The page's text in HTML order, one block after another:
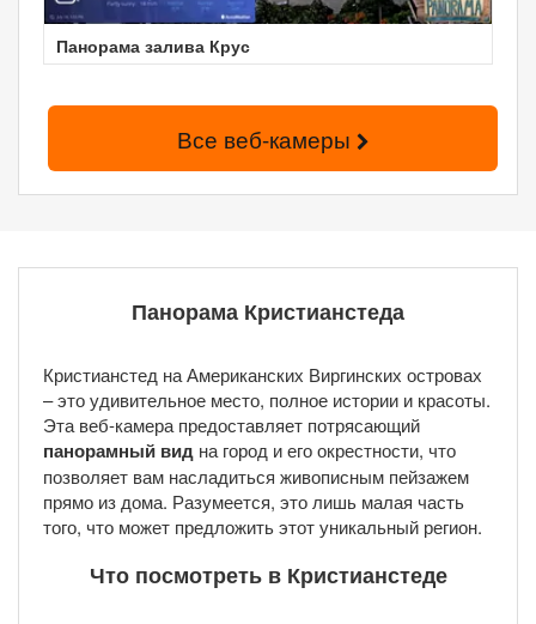
Панорама залива Крус
Все веб-камеры
Панорама Кристианстеда
Кристианстед на Американских Виргинских островах
– это удивительное место, полное истории и красоты.
Эта веб-камера предоставляет потрясающий
панорамный вид на город и его окрестности, что
позволяет вам насладиться живописным пейзажем
прямо из дома. Разумеется, это лишь малая часть
того, что может предложить этот уникальный регион.
Что посмотреть в Кристианстеде